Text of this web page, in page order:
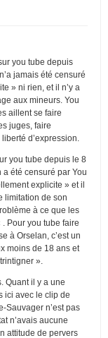
you tube depuis
jamais été censuré
» ni rien, et il n’y a
aux mineurs. You
aillent se faire
juges, faire
d’expression.
you tube depuis le 8
été censuré par You
explicite » et il
limitation de son
à ce que les
Pour you tube faire
à Orselan, c’est un
moins de 18 ans et
».
Quant il y a une
ici avec le clip de
Sauvager n’est pas
n’avais aucune
attitude de pervers